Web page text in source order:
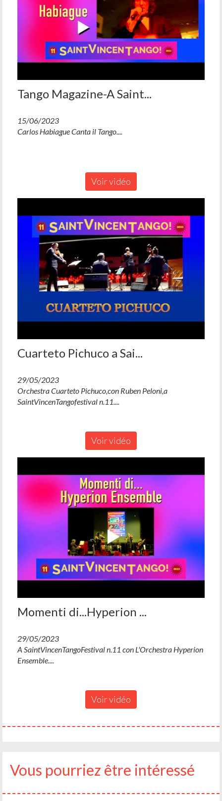
Tango Magazine-A Saint...
15/06/2023
Carlos Habiague Canta il Tango....
Voir vidéo
Cuarteto Pichuco a Sai...
29/05/2023
Orchestra Cuarteto Pichuco,con Ruben Peloni,a
SaintVincenTangofestival n.11....
Voir vidéo
Momenti di...Hyperion ...
29/05/2023
A SaintVincenTangoFestival n.11 con L'Orchestra Hyperion
Ensemble....
Voir vidéo
Vous pourriez être intéressé